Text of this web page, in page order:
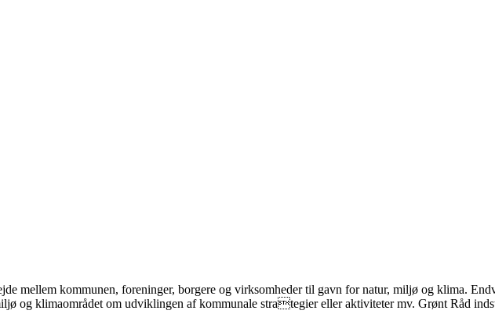
mellem kommunen, foreninger, borgere og virksomheder til gavn for natur, miljø og klima.
og klimaområdet om udviklingen af kommunale strategier eller aktiviteter mv. Grønt Råd